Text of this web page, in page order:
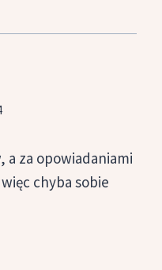
a za opowiadaniami
chyba sobie